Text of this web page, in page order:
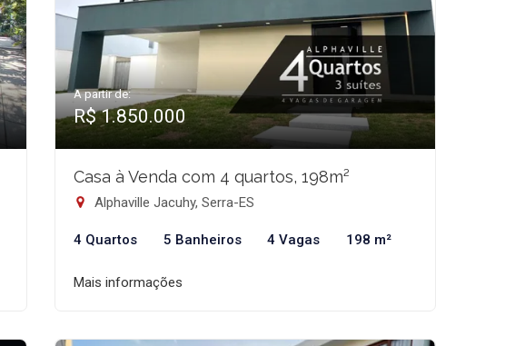
A partir de:
R$ 1.850.000
Casa à Venda com 4 quartos, 198m²
Alphaville Jacuhy, Serra-ES
4 Quartos 5 Banheiros 4 Vagas 198 m²
Mais informações